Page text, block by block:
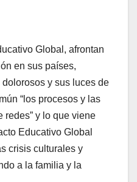
Global, afrontan
en sus países,
y sus luces de
“los procesos y las
redes” y lo que viene
Educativo Global
crisis culturales y
a la familia y la